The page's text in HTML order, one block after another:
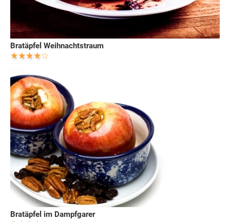
Bratäpfel Weihnachtstraum
Bratäpfel im Dampfgarer